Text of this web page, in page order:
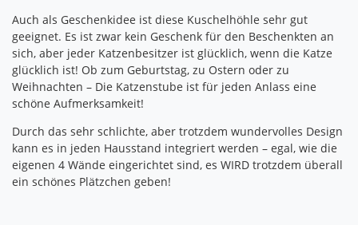
Auch als Geschenkidee ist diese Kuschelhöhle sehr gut
geeignet. Es ist zwar kein Geschenk für den Beschenkten an
sich, aber jeder Katzenbesitzer ist glücklich, wenn die Katze
glücklich ist! Ob zum Geburtstag, zu Ostern oder zu
Weihnachten – Die Katzenstube ist für jeden Anlass eine
schöne Aufmerksamkeit!
Durch das sehr schlichte, aber trotzdem wundervolles Design
kann es in jeden Hausstand integriert werden – egal, wie die
eigenen 4 Wände eingerichtet sind, es WIRD trotzdem überall
ein schönes Plätzchen geben!